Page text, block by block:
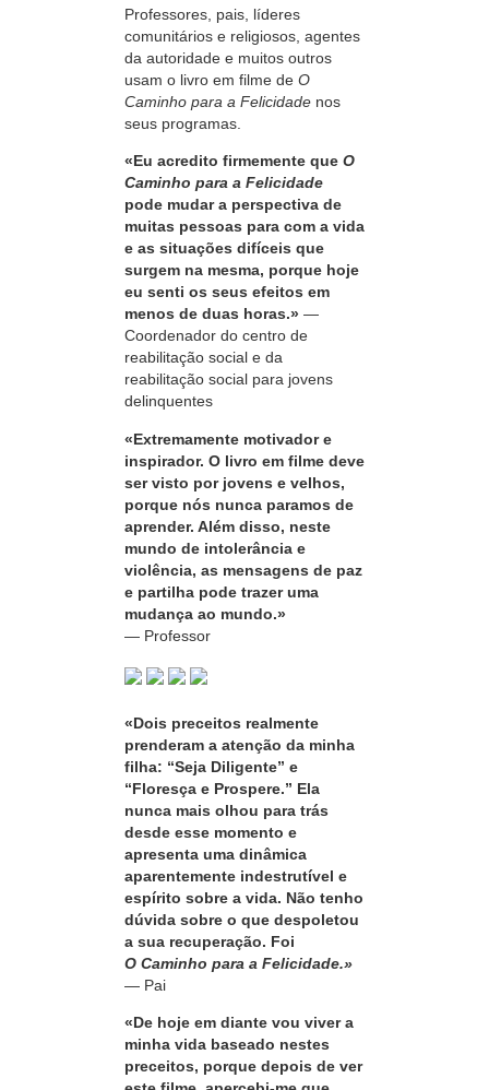
Professores, pais, líderes
comunitários e religiosos, agentes
da autoridade e muitos outros
usam o livro em filme de O
Caminho para a Felicidade nos
seus programas.
«Eu acredito firmemente que O
Caminho para a Felicidade
pode mudar a perspectiva de
muitas pessoas para com a vida
e as situações difíceis que
surgem na mesma, porque hoje
eu senti os seus efeitos em
menos de duas horas.» —
Coordenador do centro de
reabilitação social e da
reabilitação social para jovens
delinquentes
«Extremamente motivador e
inspirador. O livro em filme deve
ser visto por jovens e velhos,
porque nós nunca paramos de
aprender. Além disso, neste
mundo de intolerância e
violência, as mensagens de paz
e partilha pode trazer uma
mudança ao mundo.»
— Professor
«Dois preceitos realmente
prenderam a atenção da minha
filha: “Seja Diligente” e
“Floresça e Prospere.” Ela
nunca mais olhou para trás
desde esse momento e
apresenta uma dinâmica
aparentemente indestrutível e
espírito sobre a vida. Não tenho
dúvida sobre o que despoletou
a sua recuperação. Foi
O Caminho para a Felicidade.»
— Pai
«De hoje em diante vou viver a
minha vida baseado nestes
preceitos, porque depois de ver